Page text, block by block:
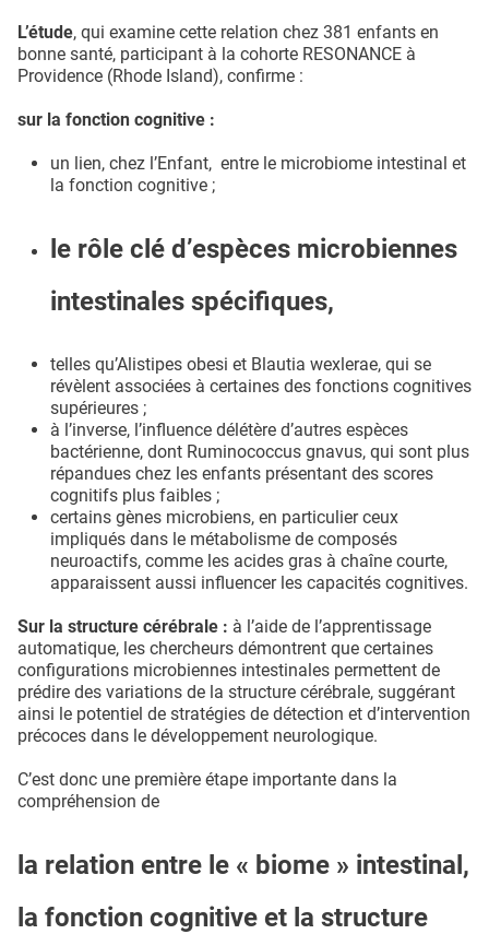
L’étude, qui examine cette relation chez 381 enfants en
bonne santé, participant à la cohorte RESONANCE à
Providence (Rhode Island), confirme :
sur la fonction cognitive :
un lien, chez l’Enfant, entre le microbiome intestinal et
la fonction cognitive ;
le rôle clé d’espèces microbiennes
intestinales spécifiques,
telles qu’Alistipes obesi et Blautia wexlerae, qui se
révèlent associées à certaines des fonctions cognitives
supérieures ;
à l’inverse, l’influence délétère d’autres espèces
bactérienne, dont Ruminococcus gnavus, qui sont plus
répandues chez les enfants présentant des scores
cognitifs plus faibles ;
certains gènes microbiens, en particulier ceux
impliqués dans le métabolisme de composés
neuroactifs, comme les acides gras à chaîne courte,
apparaissent aussi influencer les capacités cognitives.
Sur la structure cérébrale : à l’aide de l’apprentissage
automatique, les chercheurs démontrent que certaines
configurations microbiennes intestinales permettent de
prédire des variations de la structure cérébrale, suggérant
ainsi le potentiel de stratégies de détection et d’intervention
précoces dans le développement neurologique.
C’est donc une première étape importante dans la
compréhension de
la relation entre le « biome » intestinal,
la fonction cognitive et la structure